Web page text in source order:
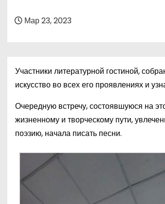
Мар 23, 2023
Участники литературной гостиной,
искусство во всех его проявлениях и
Очередную встречу, состоявшуюся на
жизненному и творческому пути,
поэзию, начала писать песни.